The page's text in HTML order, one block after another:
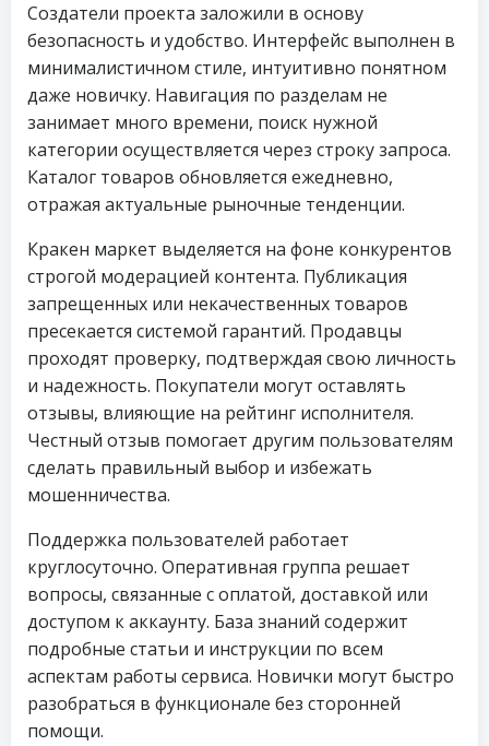
Создатели проекта заложили в основу
безопасность и удобство. Интерфейс выполнен в
минималистичном стиле, интуитивно понятном
даже новичку. Навигация по разделам не
занимает много времени, поиск нужной
категории осуществляется через строку запроса.
Каталог товаров обновляется ежедневно,
отражая актуальные рыночные тенденции.
Кракен маркет выделяется на фоне конкурентов
строгой модерацией контента. Публикация
запрещенных или некачественных товаров
пресекается системой гарантий. Продавцы
проходят проверку, подтверждая свою личность
и надежность. Покупатели могут оставлять
отзывы, влияющие на рейтинг исполнителя.
Честный отзыв помогает другим пользователям
сделать правильный выбор и избежать
мошенничества.
Поддержка пользователей работает
круглосуточно. Оперативная группа решает
вопросы, связанные с оплатой, доставкой или
доступом к аккаунту. База знаний содержит
подробные статьи и инструкции по всем
аспектам работы сервиса. Новички могут быстро
разобраться в функционале без сторонней
помощи.